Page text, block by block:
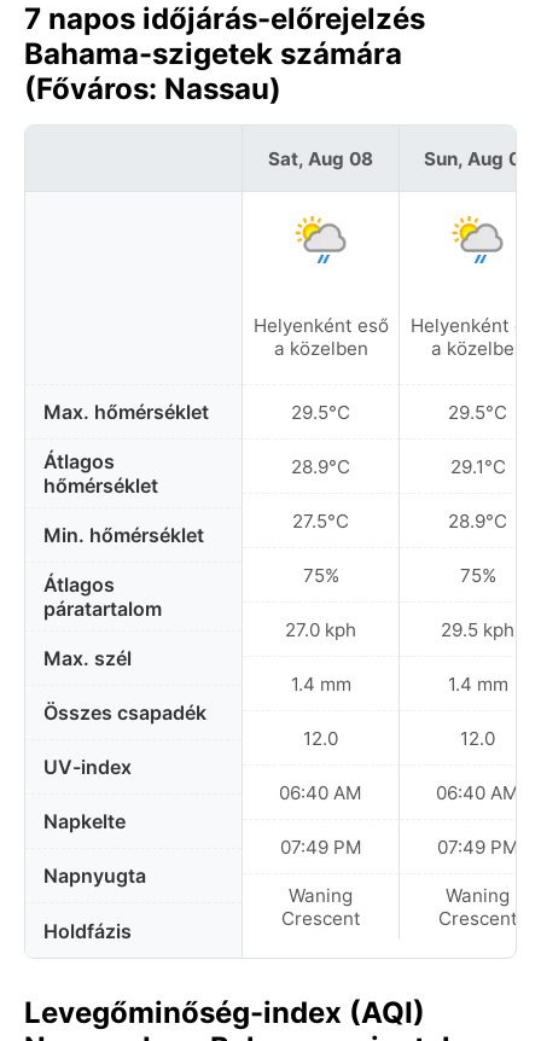
7 napos időjárás-előrejelzés
Bahama-szigetek számára
(Főváros: Nassau)
Max. hőmérséklet
Átlagos
hőmérséklet
Min. hőmérséklet
Átlagos
páratartalom
Max. szél
Összes csapadék
UV-index
Napkelte
Napnyugta
Holdfázis
Sat, Aug 08
Helyenként eső
a közelben
29.5°C
28.9°C
27.5°C
75%
27.0 kph
1.4 mm
12.0
06:40 AM
07:49 PM
Waning
Crescent
Sun, Aug 09
Helyenként
a közelben
29.5°C
29.1°C
28.9°C
75%
29.5 kph
1.4 mm
12.0
06:40 AM
07:49 PM
Waning
Crescent
Levegőminőség-index (AQI)